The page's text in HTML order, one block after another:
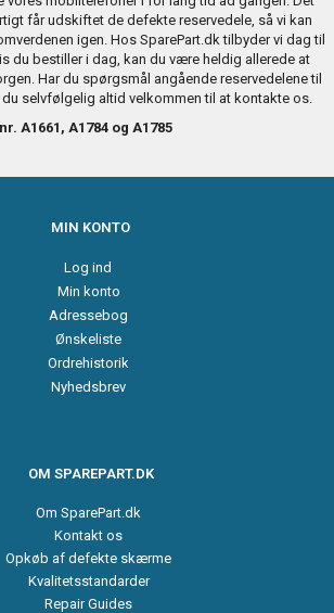
får udskiftet de defekte reservedele, så vi kan
igen. Hos SparePart.dk tilbyder vi dag til
du bestiller i dag, kan du være heldig allerede at
Har du spørgsmål angående reservedelene til
du selvfølgelig altid velkommen til at kontakte os.
A1661, A1784 og A1785
MIN KONTO
Log ind
Min konto
Adressebog
Ønskeliste
Ordrehistorik
Nyhedsbrev
OM SPAREPART.DK
Om SparePart.dk
Kontakt os
Opkøb af defekte skærme
Kvalitetsstandarder
Repair Guides